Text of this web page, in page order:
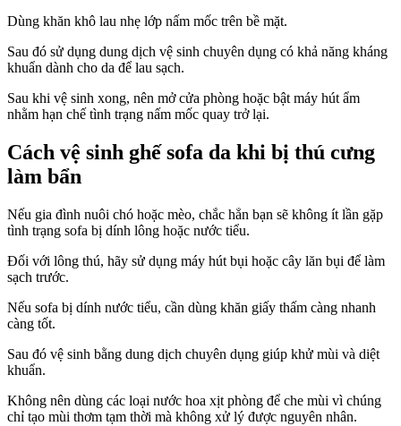
Dùng khăn khô lau nhẹ lớp nấm mốc trên bề mặt.
Sau đó sử dụng dung dịch vệ sinh chuyên dụng có khả năng kháng
khuẩn dành cho da để lau sạch.
Sau khi vệ sinh xong, nên mở cửa phòng hoặc bật máy hút ẩm
nhằm hạn chế tình trạng nấm mốc quay trở lại.
Cách vệ sinh ghế sofa da khi bị thú cưng
làm bẩn
Nếu gia đình nuôi chó hoặc mèo, chắc hẳn bạn sẽ không ít lần gặp
tình trạng sofa bị dính lông hoặc nước tiểu.
Đối với lông thú, hãy sử dụng máy hút bụi hoặc cây lăn bụi để làm
sạch trước.
Nếu sofa bị dính nước tiểu, cần dùng khăn giấy thấm càng nhanh
càng tốt.
Sau đó vệ sinh bằng dung dịch chuyên dụng giúp khử mùi và diệt
khuẩn.
Không nên dùng các loại nước hoa xịt phòng để che mùi vì chúng
chỉ tạo mùi thơm tạm thời mà không xử lý được nguyên nhân.